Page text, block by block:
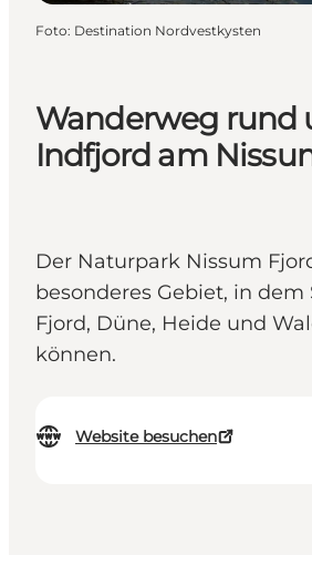
Wanderweg rund
Indfjord am
Der Naturpark Nissum
besonderes Gebiet, in dem
Fjord, Düne, Heide und
können.
Website besuchen
Foto: Destination Nordvestkysten